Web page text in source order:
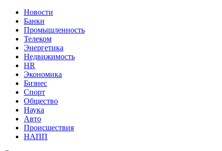
Новости
Банки
Промышленность
Телеком
Энергетика
Недвижимость
HR
Экономика
Бизнес
Спорт
Общество
Наука
Авто
Происшествия
НАПП